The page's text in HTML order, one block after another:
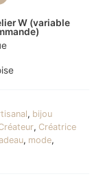
W (variable
, bijou
, Créatrice
, mode,